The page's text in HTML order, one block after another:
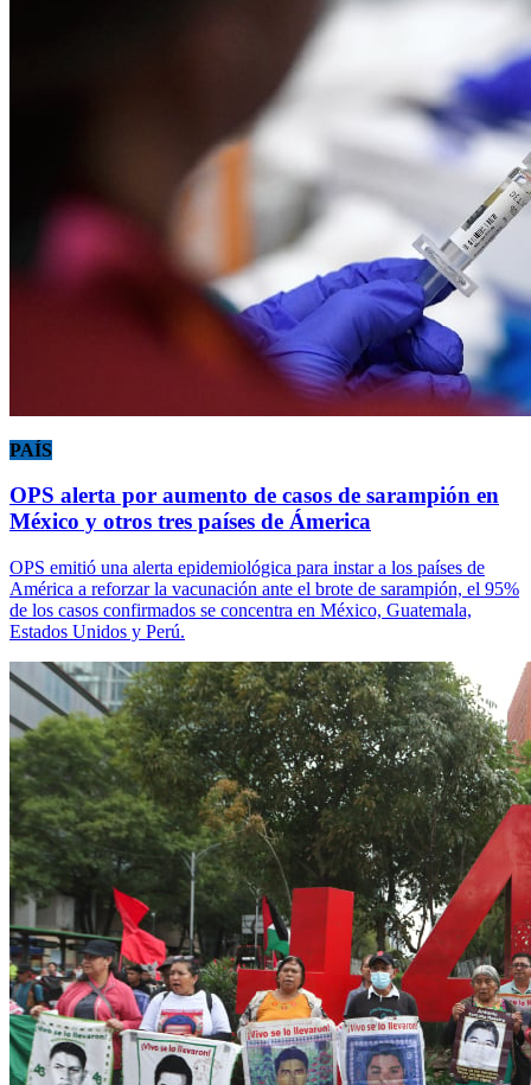
PAÍS
OPS alerta por aumento de casos de sarampión en
México y otros tres países de Ámerica
OPS emitió una alerta epidemiológica para instar a los países de
América a reforzar la vacunación ante el brote de sarampión, el 95%
de los casos confirmados se concentra en México, Guatemala,
Estados Unidos y Perú.